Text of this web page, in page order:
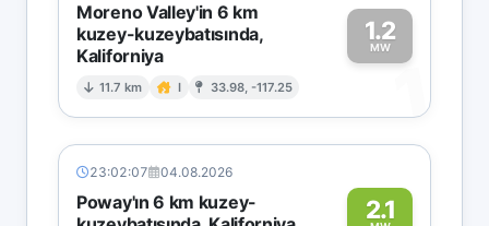
Moreno Valley'in 6 km
kuzey-kuzeybatısında,
Kaliforniya
11.7 km I 33.98, -117.25
1.2
MW
1
23:02:07 04.08.2026
Poway'ın 6 km kuzey-
2.1